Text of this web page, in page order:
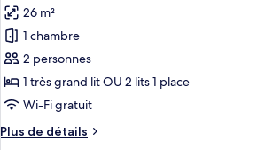
Calvi
vue
Panoramique
Mer
&
Baie
de
Calvi
photos
pour
ce
type
de
chambre :
Classique
26 m²
1 chambre
2 personnes
1 très grand lit OU 2 lits 1 place
Wi-Fi gratuit
Plus de détails
Plus